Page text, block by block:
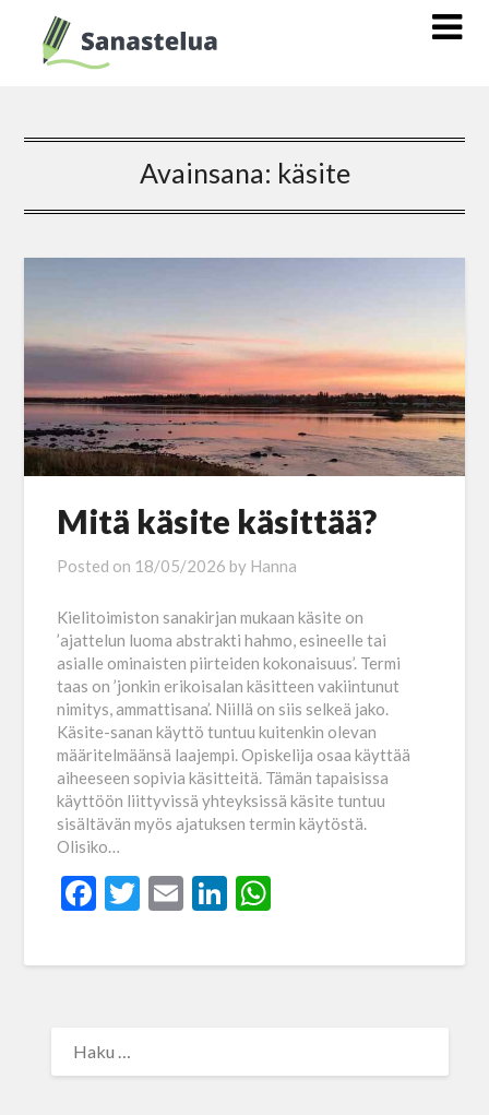
Avainsana: käsite
Mitä käsite käsittää?
Posted on 18/05/2026 by Hanna
Kielitoimiston sanakirjan mukaan käsite on
’ajattelun luoma abstrakti hahmo, esineelle tai
asialle ominaisten piirteiden kokonaisuus’. Termi
taas on ’jonkin erikoisalan käsitteen vakiintunut
nimitys, ammattisana’. Niillä on siis selkeä jako.
Käsite-sanan käyttö tuntuu kuitenkin olevan
määritelmäänsä laajempi. Opiskelija osaa käyttää
aiheeseen sopivia käsitteitä. Tämän tapaisissa
käyttöön liittyvissä yhteyksissä käsite tuntuu
sisältävän myös ajatuksen termin käytöstä.
Olisiko…
Facebook
Twitter
EmailLinkedIn